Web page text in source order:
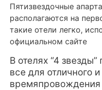
Пятизвездочные
располагаются на
такие отели легко,
официальном сайте
В отелях “4
все для отличного
времяпровождения